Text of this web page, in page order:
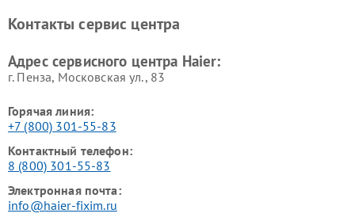
Ремонт роботов-пылесосов
Ремонт посудомоечных
Контакты сервис центра
Адрес сервисного центра Haier:
г. Пенза, Московская ул., 83
Горячая линия:
+7 (800) 301-55-83
Контактный телефон:
8 (800) 301-55-83
Электронная почта:
info@haier-fixim.ru